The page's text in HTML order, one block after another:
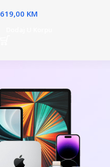
619,00 KM